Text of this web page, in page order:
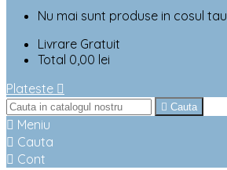
Nu mai sunt produse in cosul tau
Livrare Gratuit
Total 0,00 lei
Plateste 
 Cauta
 Meniu
 Cauta
 Cont